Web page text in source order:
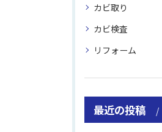
カビ取り
カビ検査
リフォーム
最近の投稿